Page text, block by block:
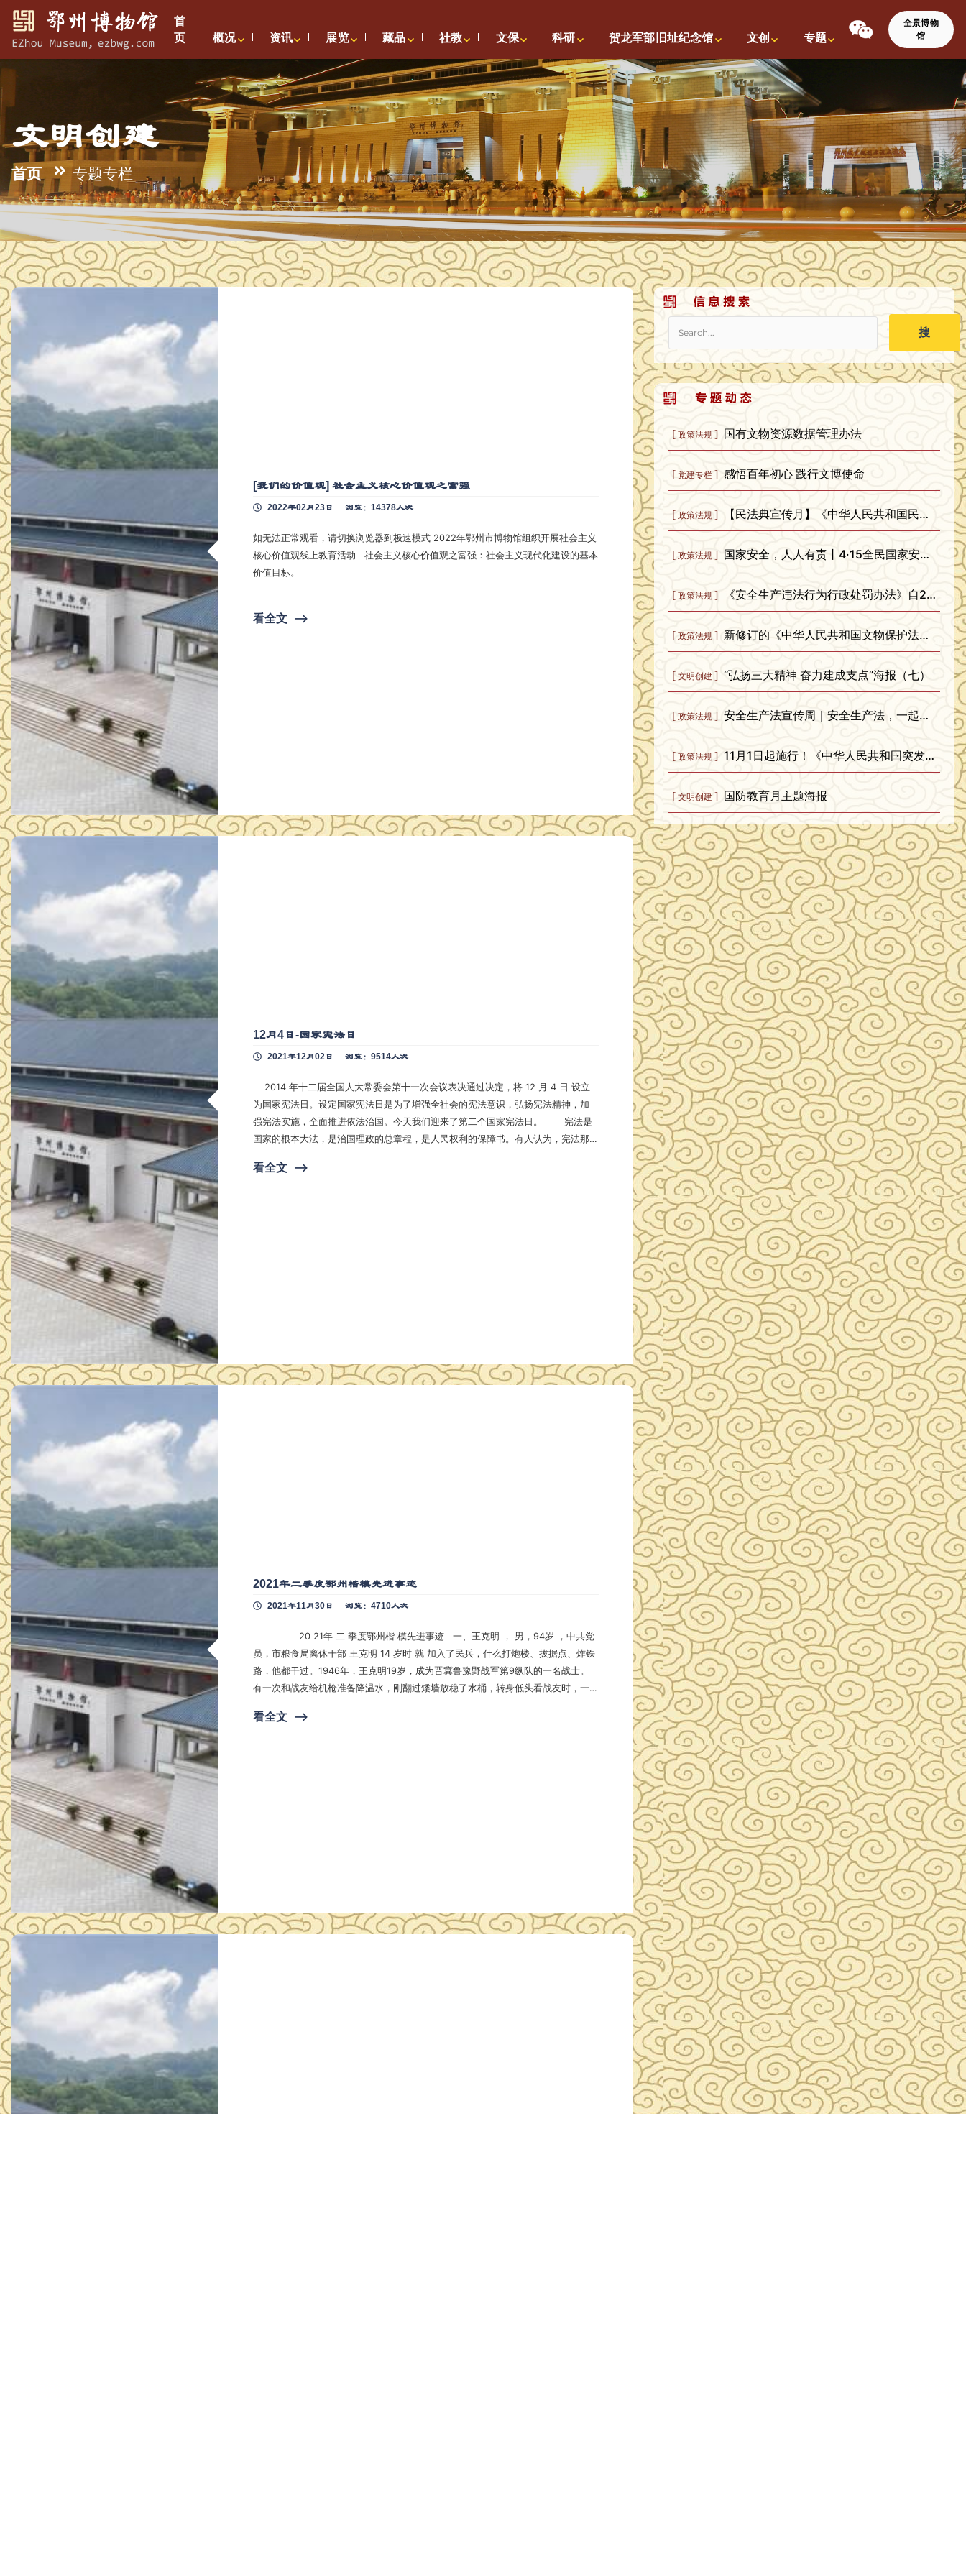
首
页
概况 资讯 展览 藏品 社教 文保 科研 贺龙军部旧址纪念馆 文创 专题
全景博物
馆
文明创建
首页 专题专栏
[我们的价值观] 社会主义核心价值观之富强
2022年02月23日 浏览：14378人次
如无法正常观看，请切换浏览器到极速模式 2022年鄂州市博物馆组织开展社会主义
核心价值观线上教育活动 社会主义核心价值观之富强：社会主义现代化建设的基本
看全文 ⟶
12月4日-国家宪法日
2021年12月02日 浏览：9514人次
为国家宪法日。设定国家宪法日是为了增强全社会的宪法意识，弘扬宪法精神，加
强宪法实施，全面推进依法治国。今天我们迎来了第二个国家宪法日。 宪法是
国家的根本大法，是治国理政的总章程，是人民权利的保障书。有人认为，宪法那
实，我们就生活在宪法中。 宪法日的设立给了我们走近宪法的机会，“还宪于民
看全文 ⟶
2021年二季度鄂州楷模先进事迹
2021年11月30日 浏览：4710人次
20 21年 二 季度鄂州楷 模先进事迹 一、王克明 ， 男，94岁 ，中共党
员，市粮食局离休干部 王克明 14 岁时 就 加入了民兵，什么打炮楼、拔据点、炸铁
路，他都干过。1946年，王克明19岁，成为晋冀鲁豫野战军第9纵队的一名战士。
有一次和战友给机枪准备降温水，刚翻过矮墙放稳了水桶，转身低头看战友时，一
看全文 ⟶
搜
[ 政策法规 ] 国有文物资源数据管理办法
[ 党建专栏 ] 感悟百年初心 践行文博使命
[ 政策法规 ] 【民法典宣传月】《中华人民共和国民法典》知识普及
[ 政策法规 ] 国家安全，人人有责丨4·15全民国家安全教育日
[ 政策法规 ] 《安全生产违法行为行政处罚办法》自2026年2月1日起施行
[ 政策法规 ] 新修订的《中华人民共和国文物保护法》实施一周年
[ 文明创建 ] “弘扬三大精神 奋力建成支点”海报（七）
[ 政策法规 ] 安全生产法宣传周｜安全生产法，一起学！
[ 政策法规 ] 11月1日起施行！《中华人民共和国突发公共卫生事件应对法》全文发布
[ 文明创建 ] 国防教育月主题海报